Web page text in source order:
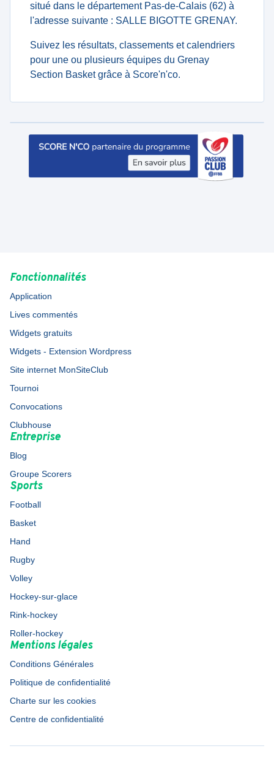
situé dans le département Pas-de-Calais (62) à
l'adresse suivante : SALLE BIGOTTE GRENAY.
Suivez les résultats, classements et calendriers
pour une ou plusieurs équipes du Grenay
Section Basket grâce à Score'n'co.
Fonctionnalités
Application
Lives commentés
Widgets gratuits
Widgets - Extension Wordpress
Site internet MonSiteClub
Tournoi
Convocations
Clubhouse
Entreprise
Blog
Groupe Scorers
Sports
Football
Basket
Hand
Rugby
Volley
Hockey-sur-glace
Rink-hockey
Roller-hockey
Mentions légales
Conditions Générales
Politique de confidentialité
Charte sur les cookies
Centre de confidentialité